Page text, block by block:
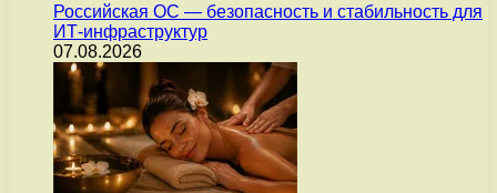
Российская ОС — безопасность и стабильность для
ИТ-инфраструктур
07.08.2026